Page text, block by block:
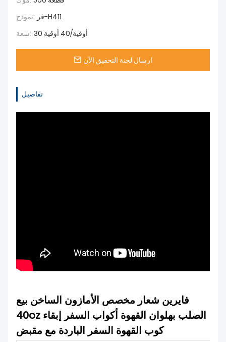
نموذج:
فر-H411
سعة:
30 أوقية/40 أوقية
ارسال لجنة التحقيق الآن
تفاصيل
فايرين شعار مخصص الأمازون الساخن بيع
40oz الصلب بهلوان القهوة أكواب السفر إبقاء
كوب القهوة السفر الباردة مع مقبض